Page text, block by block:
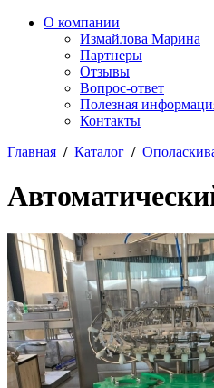
О компании
Измайлова Марина
Партнеры
Отзывы
Вопрос-ответ
Полезная
Контакты
Главная / Каталог /